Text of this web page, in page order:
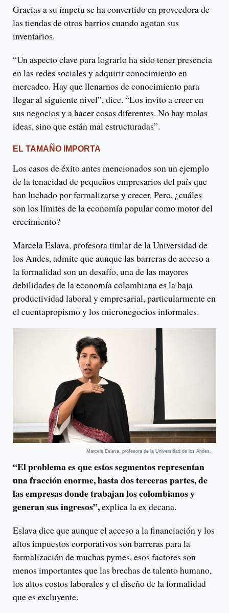
Gracias a su ímpetu se ha convertido en proveedora de
las tiendas de otros barrios cuando agotan sus
inventarios.
“Un aspecto clave para lograrlo ha sido tener presencia
en las redes sociales y adquirir conocimiento en
mercadeo. Hay que llenarnos de conocimiento para
llegar al siguiente nivel”, dice. “Los invito a creer en
sus negocios y a hacer cosas diferentes. No hay malas
ideas, sino que están mal estructuradas”.
EL TAMAÑO IMPORTA
Los casos de éxito antes mencionados son un ejemplo
de la tenacidad de pequeños empresarios del país que
han luchado por formalizarse y crecer. Pero, ¿cuáles
son los límites de la economía popular como motor del
crecimiento?
Marcela Eslava, profesora titular de la Universidad de
los Andes, admite que aunque las barreras de acceso a
la formalidad son un desafío, una de las mayores
debilidades de la economía colombiana es la baja
productividad laboral y empresarial, particularmente en
el cuentapropismo y los micronegocios informales.
Marcela Eslava, profesora de la Universidad de los Andes.
“El problema es que estos segmentos representan
una fracción enorme, hasta dos terceras partes, de
las empresas donde trabajan los colombianos y
generan sus ingresos”,explica la ex decana.
Eslava dice que aunque el acceso a la financiación y los
altos impuestos corporativos son barreras para la
formalización de muchas pymes, esos factores son
menos importantes que las brechas de talento humano,
los altos costos laborales y el diseño de la formalidad
que es excluyente.